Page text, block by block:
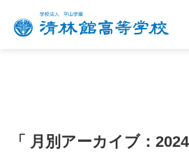
「 月別アーカイブ：